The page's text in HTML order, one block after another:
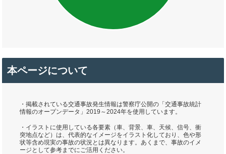
本ページについて
・掲載されている交通事故発生情報は警察庁公開の「交通事故統計
情報のオープンデータ」2019～2024年を使用しています。
・イラストに使用している各要素（車、背景、車、天候、信号、衝
突地点など）は、代表的なイメージをイラスト化しており、色や形
状等含め現実の事故の状況とは異なります。あくまで、事故のイメ
ージとして参考までにご活用ください。